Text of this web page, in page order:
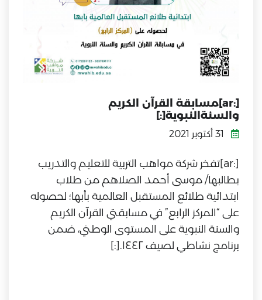
[:ar]مسابقة القرآن الكريم
والسنةالنبوية[:]
[:ar]تفخر شركة مواهب التربية للتعليم والتدريب
بطالبها/ موسى أحمد الصلاهم من طلاب
ابتدائية طلائع المستقبل العالمية بأبها؛ لحصوله
على “المركز الرابع” في مسابقتي القرآن الكريم
والسنة النبوية على المستوى الوطني، ضمن
برنامج نشاطي لصيف ١٤٤٢.[:]